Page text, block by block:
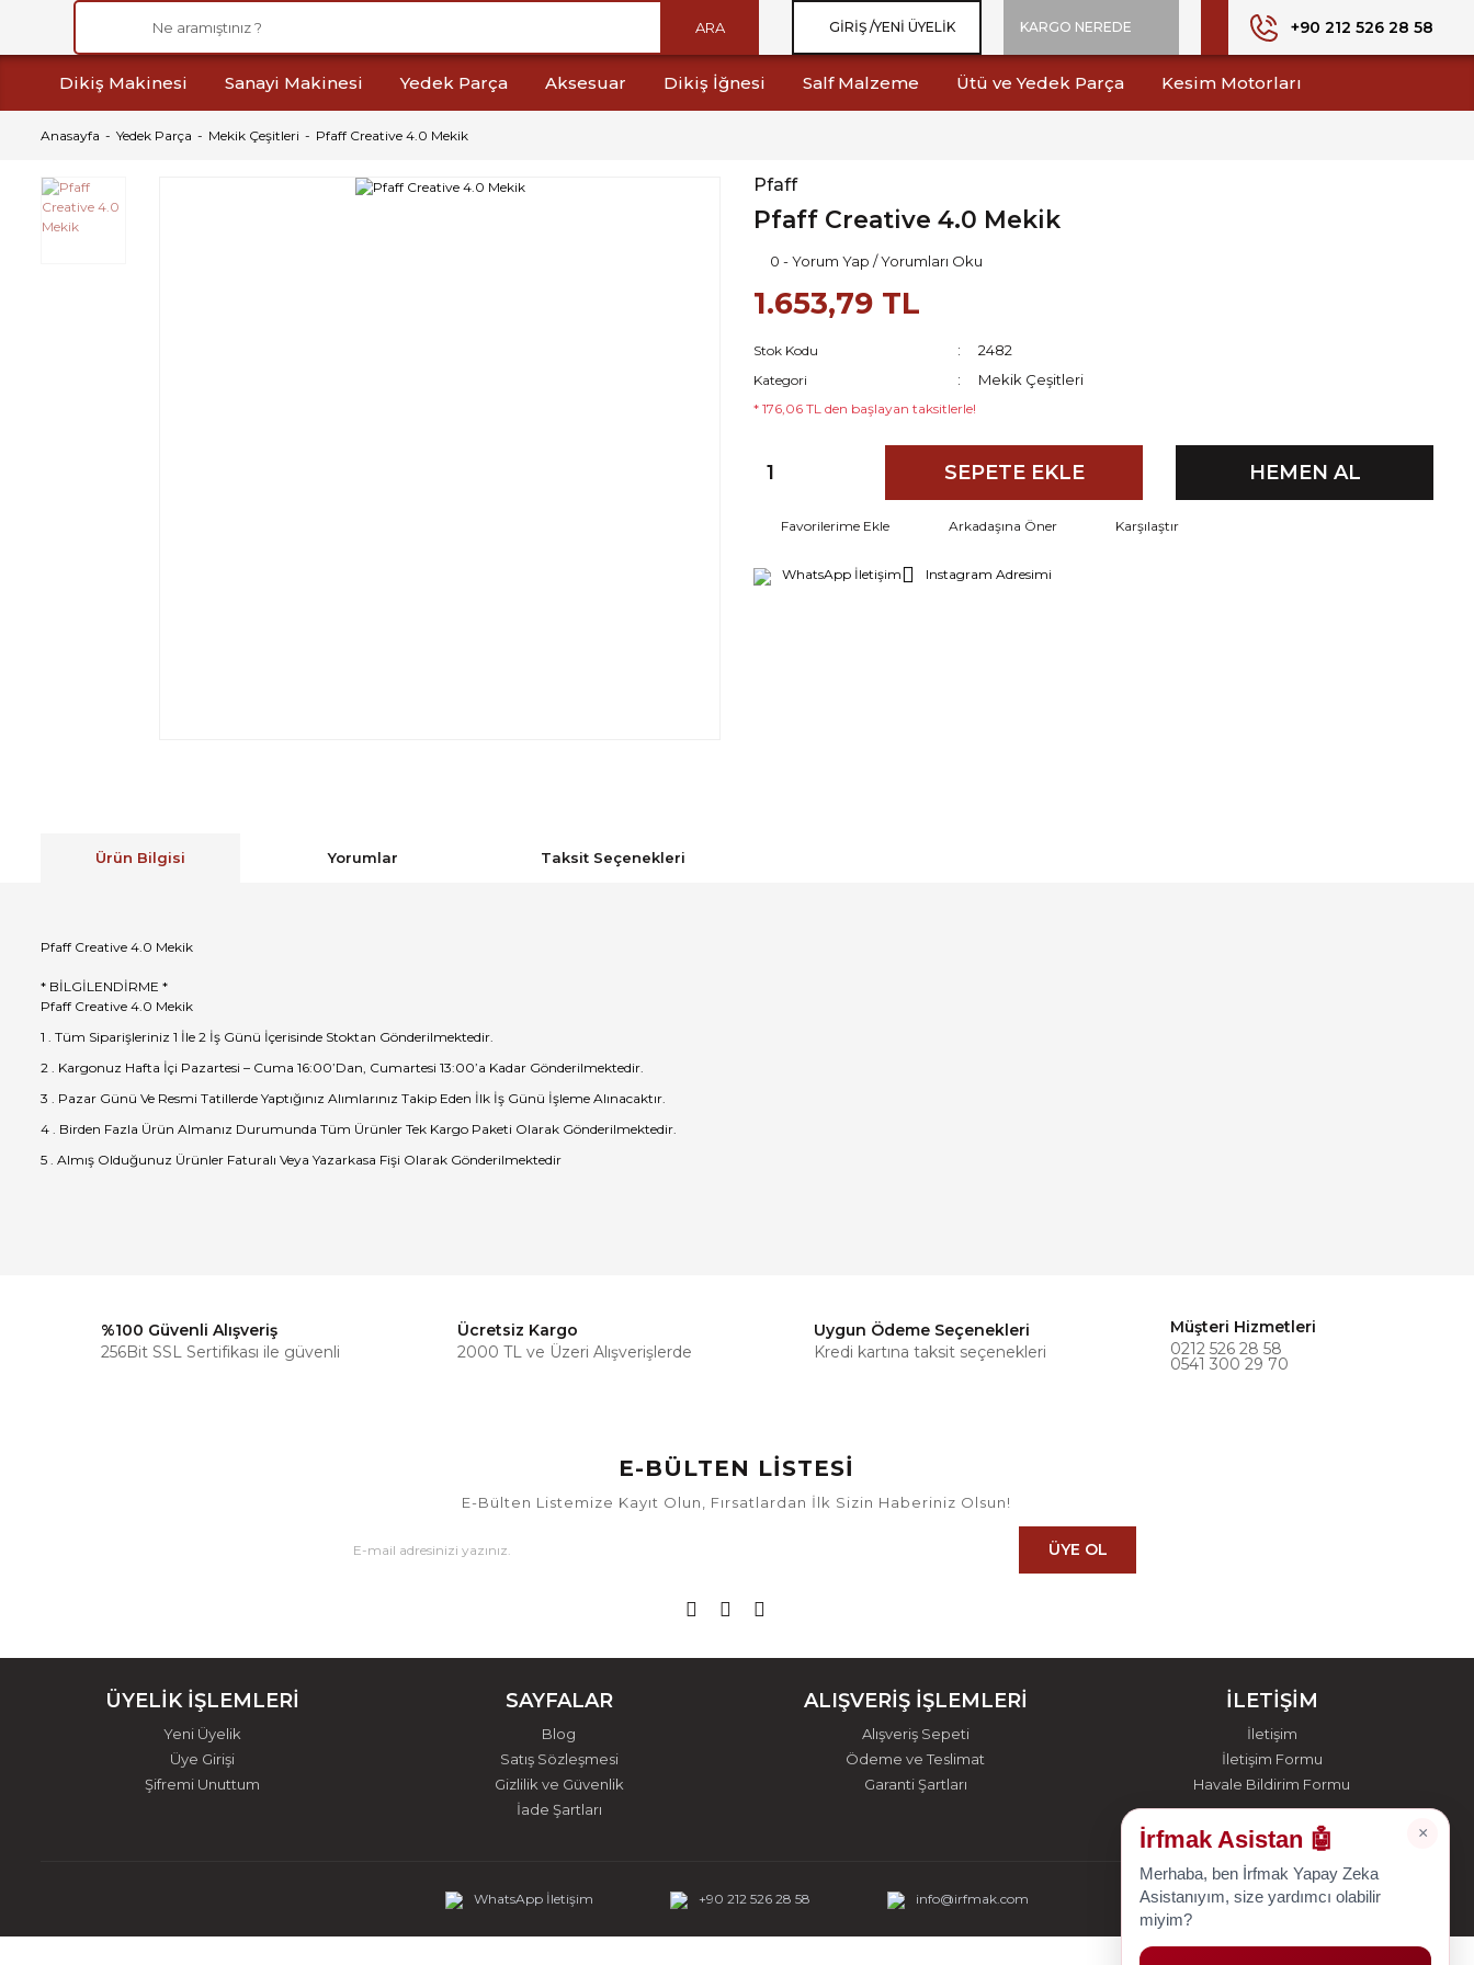
ARA GIRIŞ /YENI ÜYELIK KARGO NEREDE +90 212 526 28 58
Dikiş Makinesi Sanayi Makinesi Yedek Parça Aksesuar Dikiş İğnesi Salf Malzeme Ütü ve Yedek Parça Kesim Motorları
Anasayfa Yedek Parça Mekik Çeşitleri Pfaff Creative 4.0 Mekik
Pfaff
Pfaff Creative 4.0 Mekik
0 - Yorum Yap / Yorumları Oku
1.653,79 TL
Stok Kodu 2482
Kategori Mekik Çeşitleri
* 176,06 TL den başlayan taksitlerle!
SEPETE EKLE HEMEN AL
Arkadaşına Öner Karşılaştır
WhatsApp İletişim Instagram Adresimi
Ürün Bilgisi Yorumlar Taksit Seçenekleri
Pfaff Creative 4.0 Mekik
* BİLGİLENDİRME *
Pfaff Creative 4.0 Mekik
1 . Tüm Siparişleriniz 1 İle 2 İş Günü İçerisinde Stoktan Gönderilmektedir.
2 . Kargonuz Hafta İçi Pazartesi – Cuma 16:00’Dan, Cumartesi 13:00’a Kadar Gönderilmektedir.
3 . Pazar Günü Ve Resmi Tatillerde Yaptığınız Alımlarınız Takip Eden İlk İş Günü İşleme Alınacaktır.
4 . Birden Fazla Ürün Almanız Durumunda Tüm Ürünler Tek Kargo Paketi Olarak Gönderilmektedir.
5 . Almış Olduğunuz Ürünler Faturalı Veya Yazarkasa Fişi Olarak Gönderilmektedir
Bu ürüne ilk yorumu siz yapın!
%100 Güvenli Alışveriş
256Bit SSL Sertifikası ile güvenli
Ücretsiz Kargo
2000 TL ve Üzeri Alışverişlerde
Uygun Ödeme Seçenekleri
Kredi kartına taksit seçenekleri
Müşteri Hizmetleri
0212 526 28 58
0541 300 29 70
E-BÜLTEN LİSTESİ
E-Bülten Listemize Kayıt Olun, Fırsatlardan İlk Sizin Haberiniz Olsun!
ÜYE OL
ÜYELİK İŞLEMLERİ
Yeni Üyelik
Üye Girişi
Şifremi Unuttum
SAYFALAR
Blog
Satış Sözleşmesi
Gizlilik ve Güvenlik
İade Şartları
ALIŞVERİŞ İŞLEMLERİ
Alışveriş Sepeti
Ödeme ve Teslimat
Garanti Şartları
İLETİŞİM
İletişim
İletişim Formu
Havale Bildirim Formu
WhatsApp İletişim +90 212 526 28 58 info@irfmak.com
×
İrfmak Asistan 🤖
Merhaba, ben İrfmak Yapay Zeka
Asistanıyım, size yardımcı olabilir
miyim?